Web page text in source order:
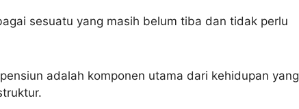
sesuatu yang masih belum tiba dan tidak perlu
adalah komponen utama dari kehidupan yang